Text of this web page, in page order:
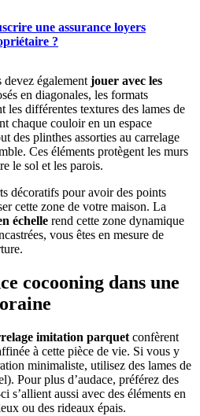
une assurance loyers
?
également jouer avec les
en diagonales, les formats
les différentes textures des lames de
chaque couloir en un espace
des plinthes assorties au carrelage
Ces éléments protègent les murs
le sol et les parois.
décoratifs pour avoir des points
cette zone de votre maison. La
échelle rend cette zone dynamique
vous êtes en mesure de
cocooning dans une
imitation parquet confèrent
à cette pièce de vie. Si vous y
minimaliste, utilisez des lames de
Pour plus d’audace, préférez des
s’allient aussi avec des éléments en
ou des rideaux épais.